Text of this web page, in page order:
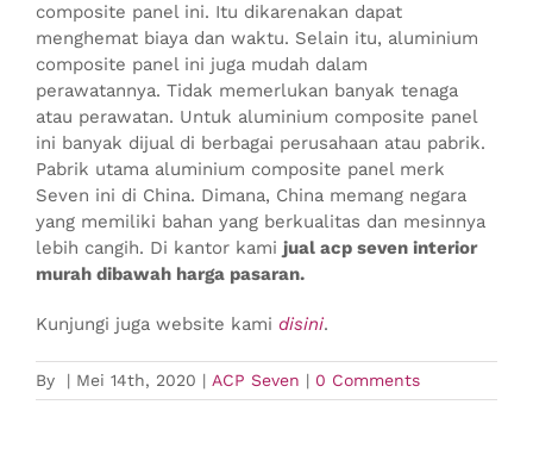
composite panel ini. Itu dikarenakan dapat
menghemat biaya dan waktu. Selain itu, aluminium
composite panel ini juga mudah dalam
perawatannya. Tidak memerlukan banyak tenaga
atau perawatan. Untuk aluminium composite panel
ini banyak dijual di berbagai perusahaan atau pabrik.
Pabrik utama aluminium composite panel merk
Seven ini di China. Dimana, China memang negara
yang memiliki bahan yang berkualitas dan mesinnya
lebih cangih. Di kantor kami jual acp seven interior
murah dibawah harga pasaran.
Kunjungi juga website kami disini.
By | Mei 14th, 2020 | ACP Seven | 0 Comments